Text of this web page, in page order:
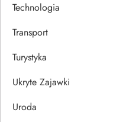
Technologia
Transport
Turystyka
Ukryte Zajawki
Uroda